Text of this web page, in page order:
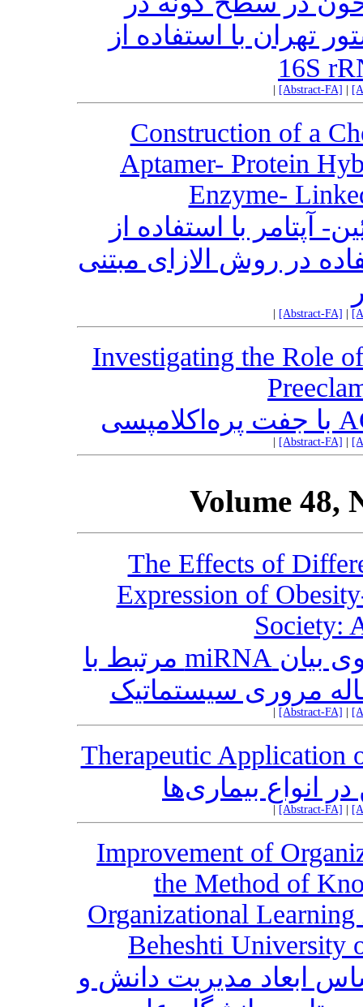
تهران با استفاده از
[Abstract-FA]
Construction of a
Aptamer- Protein
Enzyme-
آپتامر با استفاده از
در روش الازای مبتنی
[Abstract-FA]
Investigating the Role
[Abstract-FA]
Volume 48,
The Effects of
Expression of
Society:
اثر تمرین‌های ورزشی مختلف روی بیان miRNA مرتبط با
مروری سیستماتیک
[Abstract-FA]
Therapeutic Application
انواع بیماری‌ها
[Abstract-FA]
Improvement of
the Method of
Organizational
Beheshti University
ابعاد مدیریت دانش و